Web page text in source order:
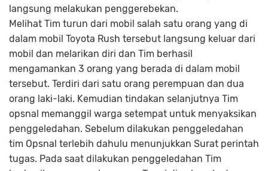
langsung melakukan penggerebekan.
Melihat Tim turun dari mobil salah satu orang yang di
dalam mobil Toyota Rush tersebut langsung keluar dari
mobil dan melarikan diri dan Tim berhasil
mengamankan 3 orang yang berada di dalam mobil
tersebut. Terdiri dari satu orang perempuan dan dua
orang laki-laki. Kemudian tindakan selanjutnya Tim
opsnal memanggil warga setempat untuk menyaksikan
penggeledahan. Sebelum dilakukan penggeledahan
tim Opsnal terlebih dahulu menunjukkan Surat perintah
tugas. Pada saat dilakukan penggeledahan Tim